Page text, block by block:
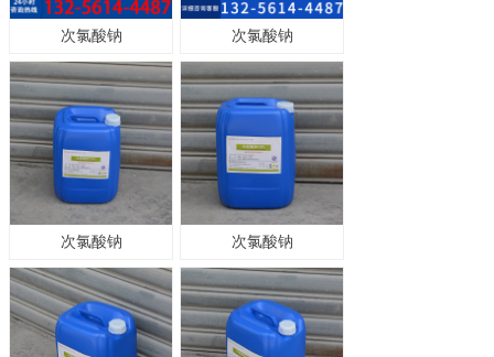
次氯酸钠 次氯酸钠
次氯酸钠 次氯酸钠